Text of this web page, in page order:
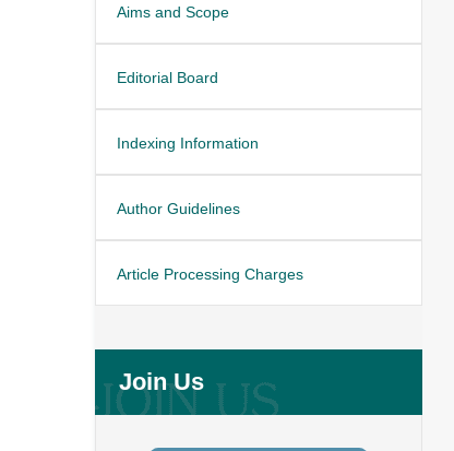
Aims and Scope
Editorial Board
Indexing Information
Author Guidelines
Article Processing Charges
Join Us